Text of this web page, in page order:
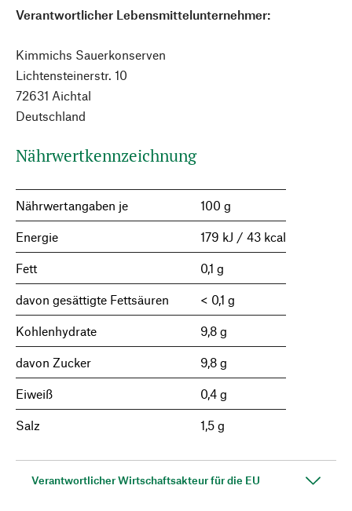
Verantwortlicher Lebensmittelunternehmer:
Kimmichs Sauerkonserven
Lichtensteinerstr. 10
72631 Aichtal
Deutschland
Nährwertkennzeichnung
Nährwertangaben je 100 g
Energie 179 kJ / 43 kcal
Fett 0,1 g
davon gesättigte Fettsäuren < 0,1 g
Kohlenhydrate 9,8 g
davon Zucker 9,8 g
Eiweiß 0,4 g
Salz 1,5 g
Verantwortlicher Wirtschaftsakteur für die EU